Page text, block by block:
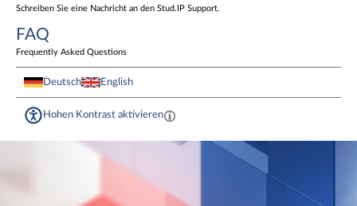
Schreiben Sie eine Nachricht an den Stud.IP Support.
FAQ
Frequently Asked Questions
Deutsch English
Hohen Kontrast aktivieren